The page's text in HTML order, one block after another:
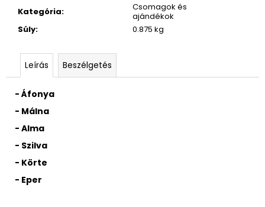
Kategória:
Csomagok és
ajándékok
Súly: 0.875 kg
Leírás Beszélgetés
- Áfonya
- Málna
- Alma
- Szilva
- Körte
- Eper